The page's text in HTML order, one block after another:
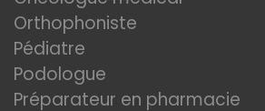
Orthophoniste
Pédiatre
Podologue
Préparateur en pharmacie